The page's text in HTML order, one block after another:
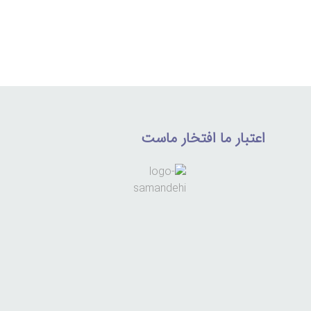
اعتبار ما افتخار ماست